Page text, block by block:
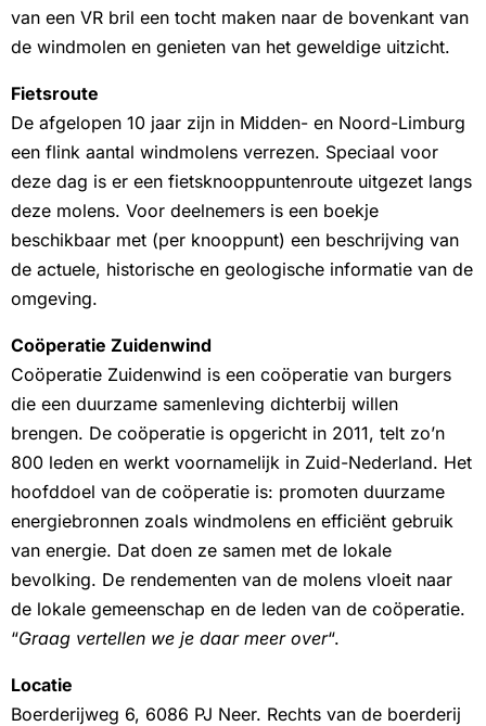
van een VR bril een tocht maken naar de bovenkant van
de windmolen en genieten van het geweldige uitzicht.
Fietsroute
De afgelopen 10 jaar zijn in Midden- en Noord-Limburg
een flink aantal windmolens verrezen. Speciaal voor
deze dag is er een fietsknooppuntenroute uitgezet langs
deze molens. Voor deelnemers is een boekje
beschikbaar met (per knooppunt) een beschrijving van
de actuele, historische en geologische informatie van de
omgeving.
Coöperatie Zuidenwind
Coöperatie Zuidenwind is een coöperatie van burgers
die een duurzame samenleving dichterbij willen
brengen. De coöperatie is opgericht in 2011, telt zo’n
800 leden en werkt voornamelijk in Zuid-Nederland. Het
hoofddoel van de coöperatie is: promoten duurzame
energiebronnen zoals windmolens en efficiënt gebruik
van energie. Dat doen ze samen met de lokale
bevolking. De rendementen van de molens vloeit naar
de lokale gemeenschap en de leden van de coöperatie.
“Graag vertellen we je daar meer over“.
Locatie
Boerderijweg 6, 6086 PJ Neer. Rechts van de boerderij